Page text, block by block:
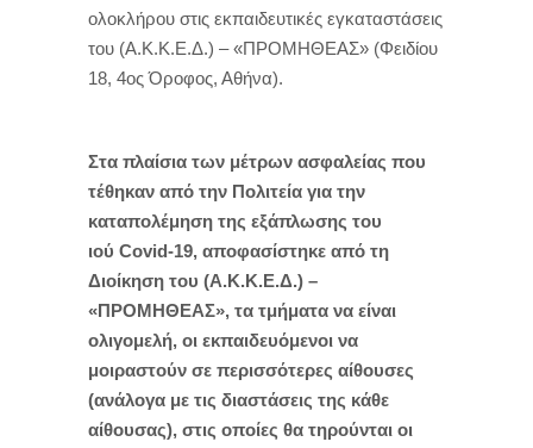
ολοκλήρου στις εκπαιδευτικές εγκαταστάσεις
του (Α.Κ.Κ.Ε.Δ.) – «ΠΡΟΜΗΘΕΑΣ» (Φειδίου
18, 4ος Όροφος, Αθήνα).
Στα πλαίσια των μέτρων ασφαλείας που
τέθηκαν από την Πολιτεία για την
καταπολέμηση της εξάπλωσης του
ιού Covid-19, αποφασίστηκε από τη
Διοίκηση του (Α.Κ.Κ.Ε.Δ.) –
«ΠΡΟΜΗΘΕΑΣ», τα τμήματα να είναι
ολιγομελή, οι εκπαιδευόμενοι να
μοιραστούν σε περισσότερες αίθουσες
(ανάλογα με τις διαστάσεις της κάθε
αίθουσας), στις οποίες θα τηρούνται οι